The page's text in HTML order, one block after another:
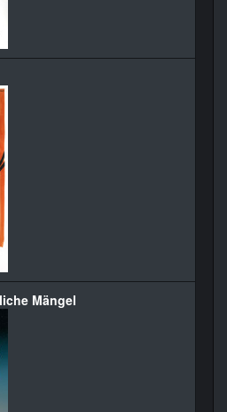
Mängel